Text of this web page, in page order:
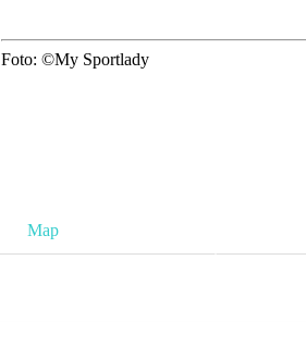
Foto: ©My Sportlady
Map